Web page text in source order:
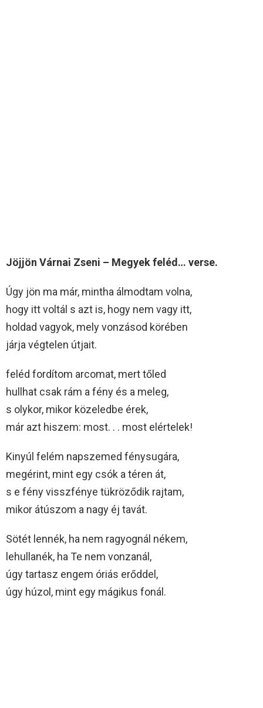
Jöjjön Várnai Zseni – Megyek feléd… verse.
Úgy jön ma már, mintha álmodtam volna,
hogy itt voltál s azt is, hogy nem vagy itt,
holdad vagyok, mely vonzásod körében
járja végtelen útjait.
feléd fordítom arcomat, mert tőled
hullhat csak rám a fény és a meleg,
s olykor, mikor közeledbe érek,
már azt hiszem: most. . . most elértelek!
Kinyúl felém napszemed fénysugára,
megérint, mint egy csók a téren át,
s e fény visszfénye tükröződik rajtam,
mikor átúszom a nagy éj tavát.
Sötét lennék, ha nem ragyognál nékem,
lehullanék, ha Te nem vonzanál,
úgy tartasz engem óriás erőddel,
úgy húzol, mint egy mágikus fonál.